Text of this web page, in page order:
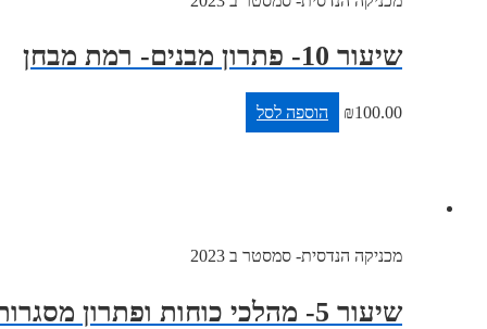
שיעור 10- פתרון מבנים- רמת מבחן
₪ הוספה לסל
מכניקה הנדסית- סמסטר ב 2023
שיעור 5- מהלכי כוחות ופתרון מסגרות